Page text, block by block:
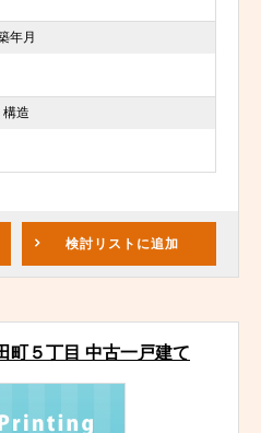
年月
構造
検討リスト に追加
町５丁目 中古一戸建て